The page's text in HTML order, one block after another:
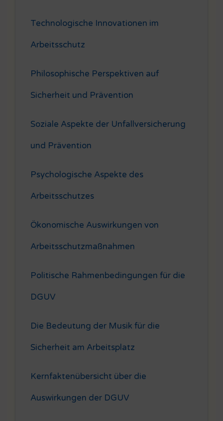
Technologische Innovationen im
Arbeitsschutz
Philosophische Perspektiven auf
Sicherheit und Prävention
Soziale Aspekte der Unfallversicherung
und Prävention
Psychologische Aspekte des
Arbeitsschutzes
Ökonomische Auswirkungen von
Arbeitsschutzmaßnahmen
Politische Rahmenbedingungen für die
DGUV
Die Bedeutung der Musik für die
Sicherheit am Arbeitsplatz
Kernfaktenübersicht über die
Auswirkungen der DGUV